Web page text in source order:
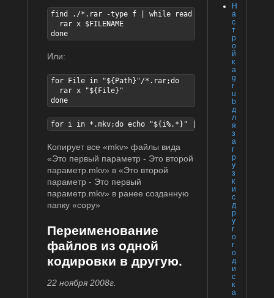
Н
а
с
т
р
о
й
к
а
g
r
u
b
д
л
я
з
а
г
р
у
з
к
и
с
д
р
у
г
о
г
о
д
и
с
к
а
find ./*.rar -type f | while read FILENAME; do
  rar x $FILENAME
done
Или:
for File in "${Path}"/*.rar;do
  rar x "${File}"
done
for i in *.mkv;do echo "${i%.*}" | cp "${i}"
Копирует все «mkv» файлы вида
«Это первый параметр - Это второй
параметр.mkv» в «Это второй
параметр - Это первый
параметр.mkv» в ранее созданную
папку «copy»
Переименование
файлов из одной
кодировки в другую.
22 ноября 2008г.